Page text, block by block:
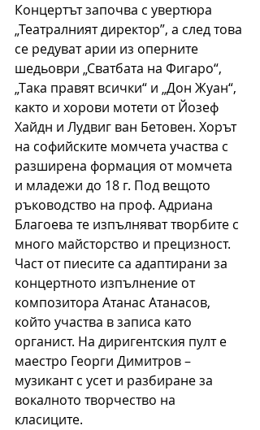
Концертът започва с увертюра
„Театралният директор”, а след това
се редуват арии из оперните
шедьоври „Сватбата на Фигаро“,
„Така правят всички“ и „Дон Жуан“,
както и хорови мотети от Йозеф
Хайдн и Лудвиг ван Бетовен. Хорът
на софийските момчета участва с
разширена формация от момчета
и младежи до 18 г. Под вещото
ръководство на проф. Адриана
Благоева те изпълняват творбите с
много майсторство и прецизност.
Част от пиесите са адаптирани за
концертното изпълнение от
композитора Атанас Атанасов,
който участва в записа като
органист. На диригентския пулт е
маестро Георги Димитров –
музикант с усет и разбиране за
вокалното творчество на
класиците.